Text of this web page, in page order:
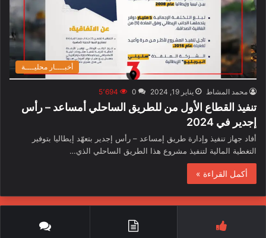
أخبــــار محليــــة
محمد المشاط يناير 19, 2024 0 5٬694
تنفيذ القطاع الأول من للطريق الساحلي أمساعد – رأس
إجدير في 2024
أفاد جهاز تنفيذ وإدارة طريق إمساعد – رأس إجدير بتعهّد إيطاليا بتوفير
التغطية المالية لتنفيذ مشروع هذا الطريق الساحلي الذي…
أكمل القراءة »